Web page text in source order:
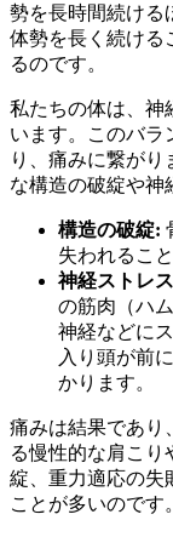
勢を長時間続ける
体勢を長く続ける
るのです。
私たちの体は、神
います。このバラ
り、痛みに繋がり
な構造の破綻や神
構造の破綻:
失われるこ
神経ストレ
の筋肉（ハ
神経などに
入り頭が前
かります。
痛みは結果であり
る慢性的な肩こり
綻、重力適応の失
ことが多いのです。